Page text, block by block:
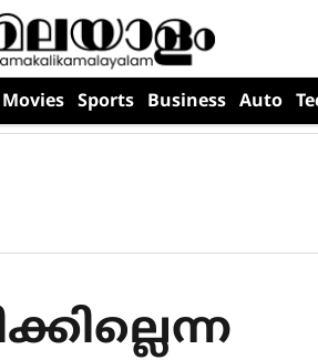
Movies Sports Business Auto